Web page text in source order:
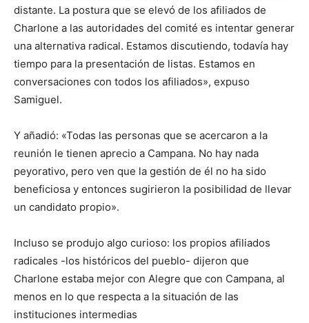
distante. La postura que se elevó de los afiliados de
Charlone a las autoridades del comité es intentar generar
una alternativa radical. Estamos discutiendo, todavía hay
tiempo para la presentación de listas. Estamos en
conversaciones con todos los afiliados», expuso
Samiguel.
Y añadió: «Todas las personas que se acercaron a la
reunión le tienen aprecio a Campana. No hay nada
peyorativo, pero ven que la gestión de él no ha sido
beneficiosa y entonces sugirieron la posibilidad de llevar
un candidato propio».
Incluso se produjo algo curioso: los propios afiliados
radicales -los históricos del pueblo- dijeron que
Charlone estaba mejor con Alegre que con Campana, al
menos en lo que respecta a la situación de las
instituciones intermedias